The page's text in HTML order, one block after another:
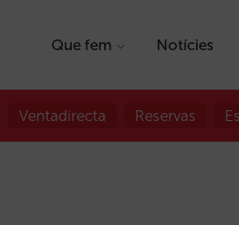
Que fem Notícies
Ventadirecta Reservas